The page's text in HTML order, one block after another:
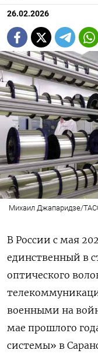
26.02.2026
Михаил Джапаридзе/
В России с мая
единственный в
оптического
военными на
мае прошлого
системы» в